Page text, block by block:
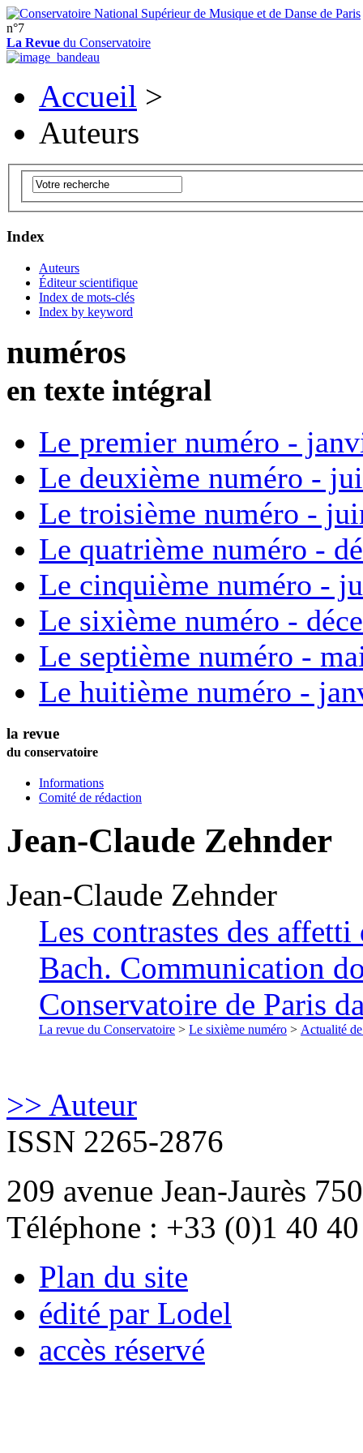
n°7
La Revue du Conservatoire
Accueil >
Auteurs
Index
Auteurs
Éditeur scientifique
Index de mots-clés
Index by keyword
numéros
en texte intégral
Le premier numéro -
Le deuxième numéro -
Le troisième numéro -
Le quatrième numéro -
Le cinquième numéro -
Le sixième numéro -
Le septième numéro -
Le huitième numéro -
la revue
du conservatoire
Informations
Comité de rédaction
Jean-Claude Zehnder
Jean-Claude Zehnder
Les contrastes des
Bach. Communication
Conservatoire de Paris
La revue du Conservatoire > Le sixième numéro > Actualité
>> Auteur
ISSN 2265-2876
209 avenue Jean-Jaurès
Téléphone : +33 (0)1 40
Plan du site
édité par Lodel
accès réservé